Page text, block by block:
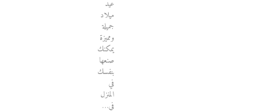
عيد
ميلاد
جميلة
ومميزة
يمكنك
صنعها
بنفسك
في
المنزل
في…